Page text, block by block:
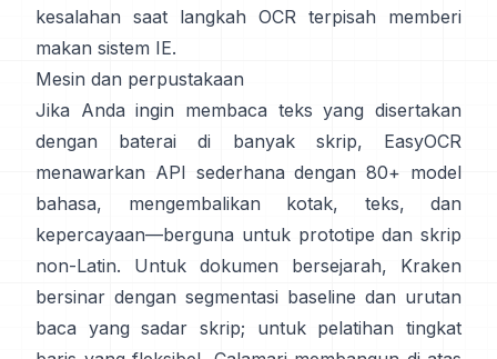
kesalahan saat langkah OCR terpisah memberi
makan sistem IE.
Mesin dan perpustakaan
Jika Anda ingin membaca teks yang disertakan
dengan baterai di banyak skrip,
EasyOCR
menawarkan API sederhana dengan 80+ model
bahasa, mengembalikan kotak, teks, dan
kepercayaan—berguna untuk prototipe dan skrip
non-Latin. Untuk dokumen bersejarah,
Kraken
bersinar dengan segmentasi baseline dan urutan
baca yang sadar skrip; untuk pelatihan tingkat